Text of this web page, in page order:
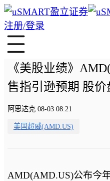
注册/登录
《美股业绩》
售指引逊预期 股价
阿思达克 08-03 08:21
美国超威(AMD.US)
AMD(AMD.US)公布今